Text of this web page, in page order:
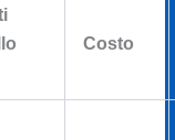
Costo